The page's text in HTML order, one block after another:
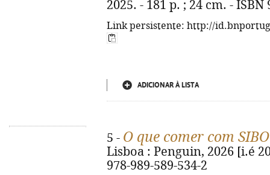
2025. - 181 p. ; 24 cm. - ISBN
Link persistente: http://
ADICIONAR À LISTA
5 - O que comer com SIBO
Lisboa : Penguin, 2026 [i.é
978-989-589-534-2